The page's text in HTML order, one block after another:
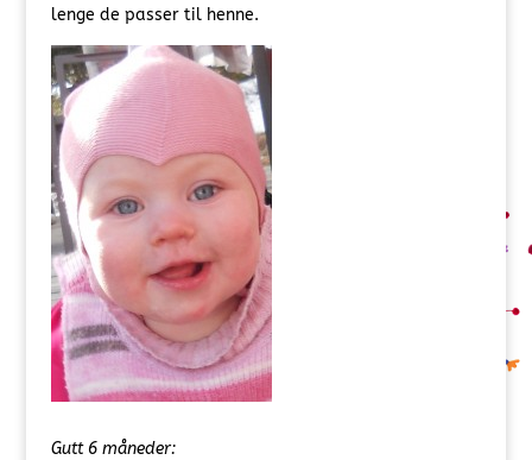
lenge de passer til henne.
Gutt 6 måneder: